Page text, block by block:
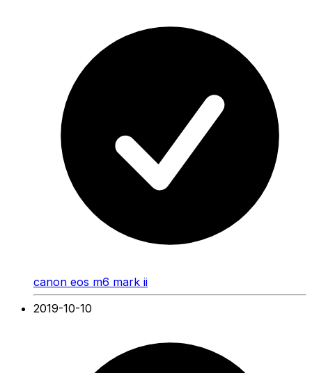
canon eos m6 mark ii
2019-10-10